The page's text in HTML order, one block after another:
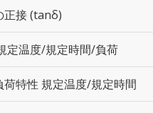
正接 (tanδ)
定温度/規定時間/負荷
荷特性 規定温度/規定時間